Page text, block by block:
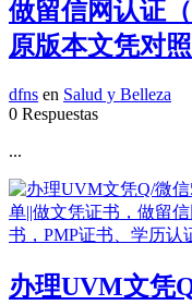
做留信网认证
原版本文凭对
dfns en Salud y Belleza
0 Respuestas
...
办理UVM文凭